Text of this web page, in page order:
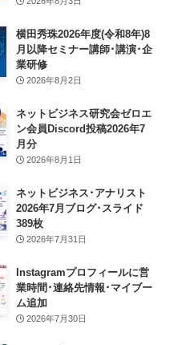
横田秀珠2026年度(令和8年)8
月以降セミナー講師･講演･企
業研修
2026年8月2日
ネットビジネス研究会ゼロエ
ン会員Discord投稿2026年7
月分
2026年8月1日
ネットビジネス･アナリスト
2026年7月ブログ･スライド
389枚
2026年7月31日
Instagramプロフィールに営
業時間･連絡先情報･マイブー
ム追加
2026年7月30日